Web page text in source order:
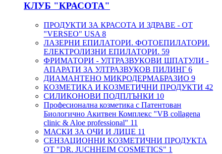
КЛУБ "КРАСОТА"
ПРОДУКТИ ЗА КРАСОТА И ЗДРАВЕ - ОТ
"VERSEO" USA 8
ЛАЗЕРНИ ЕПИЛАТОРИ. ФОТОЕПИЛАТОРИ.
ЕЛЕКТРОЛИЗНИ ЕПИЛАТОРИ. 59
ФРИМАТОРИ - УЛТРАЗВУКОВИ ШПАТУЛИ -
АПАРАТИ ЗА УЛТРАЗВУКОВ ПИЛИНГ 6
ДИАМАНТЕНО МИКРОДЕРМАБРАЗИО 9
КОЗМЕТИКА И КОЗМЕТИЧНИ ПРОДУКТИ 42
СИЛИКОНОВИ ПОДПЛЪНКИ 10
Професионална козметика с Патентован
Биологично Акитвен Комплекс "VB collagena
clinic & Aloe professional" 11
МАСКИ ЗА ОЧИ И ЛИЦЕ 11
СЕНЗАЦИОННИ КОЗМЕТИЧНИ ПРОДУКТА
ОТ "DR. JUCHHEIM COSMETICS" 1